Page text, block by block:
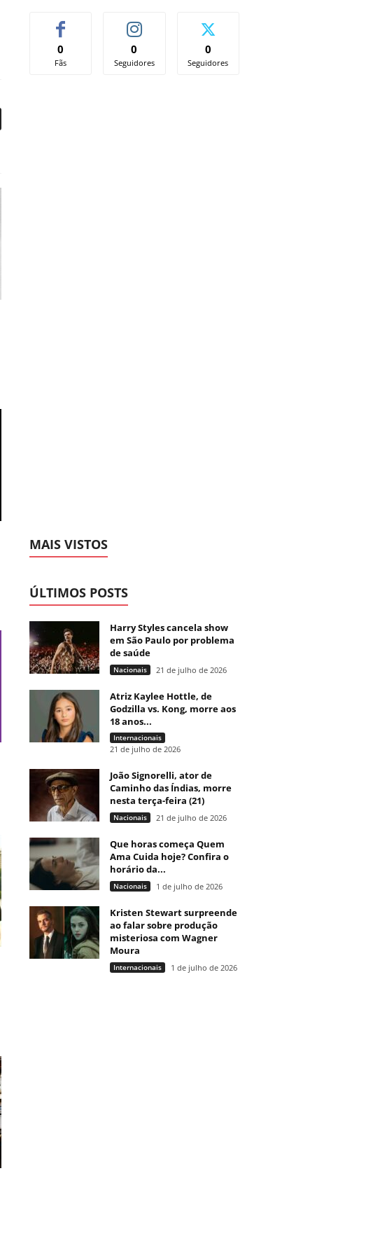
0
Fãs
0
Seguidores
0
Seguidores
MAIS VISTOS
ÚLTIMOS POSTS
Harry Styles cancela show
em São Paulo por problema
de saúde
Nacionais 21 de julho de 2026
Atriz Kaylee Hottle, de
Godzilla vs. Kong, morre aos
18 anos...
Internacionais
21 de julho de 2026
João Signorelli, ator de
Caminho das Índias, morre
nesta terça-feira (21)
Nacionais 21 de julho de 2026
Que horas começa Quem
Ama Cuida hoje? Confira o
horário da...
Nacionais 1 de julho de 2026
Kristen Stewart surpreende
ao falar sobre produção
misteriosa com Wagner
Moura
Internacionais 1 de julho de 2026